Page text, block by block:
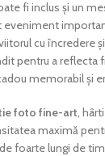
fi inclus și un
cu încredere
pentru a reflecta
memorabil și
foto fine-art ,
maximă
foarte lungi de